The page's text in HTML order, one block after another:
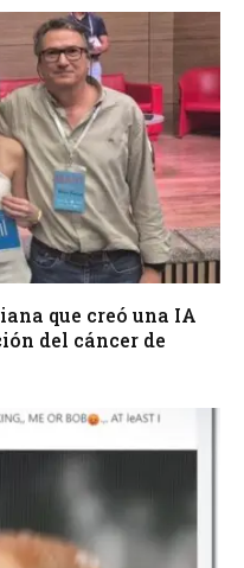
que creó una IA
del cáncer de